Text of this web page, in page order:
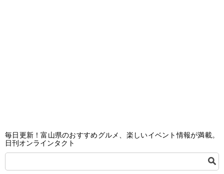
毎日更新！富山県のおすすめグルメ、楽しいイベント情報が満載。
日刊オンラインタクト